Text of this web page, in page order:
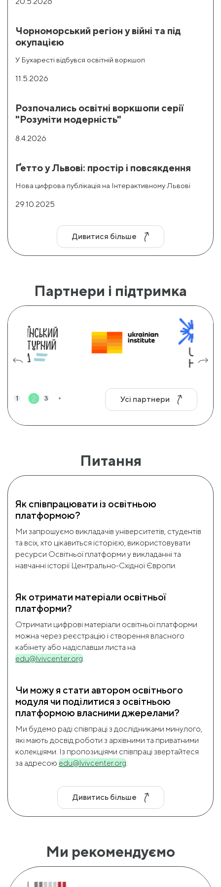
Чорноморський регіон у війні та під
окупацією
У Бухаресті відбувся освітній воркшоп
11.5.2026
Розпочались освітні воркшопи серії
"Розуміти модерність"
8.4.2026
Ґетто у Львові: простір і повсякдення
Нова цифрова публікація на Інтерактивному Львові
29.10.2025
Дивитися більше
Партнери і підтримка
1 2 3 4 Усі партнери
Питання
Як співпрацювати із освітньою
платформою?
Ми запрошуємо викладачів університетів, студентів
та всіх, хто цікавиться історією, використовувати
ресурси Освітньої платформи у викладанні та
навчанні історії Центрально-Східної Європи.
Як отримати матеріали освітньої
платформи?
Отримати цифрові матеріали освітньої платформи
можна через реєстрацію і створення власного
кабінету або надіславши листа на
edu@lvivcenter.org.
Чи можу я стати автором освітнього
модуля чи поділитися з освітньою
платформою власними джерелами?
Ми будемо раді співпраці з дослідниками минулого,
які мають досвід роботи з архівними та приватними
колекціями. Із пропозиціями співпраці звертайтеся
за адресою edu@lvivcenter.org.
Дивитись більше
Ми рекомендуємо